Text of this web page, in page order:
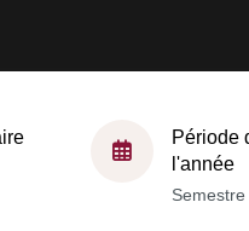
Période
l'année
Semestre